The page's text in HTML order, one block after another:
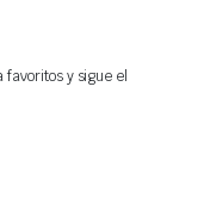
favoritos y sigue el